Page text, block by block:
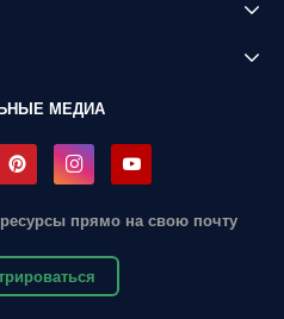
МЕДИА
прямо на свою почту